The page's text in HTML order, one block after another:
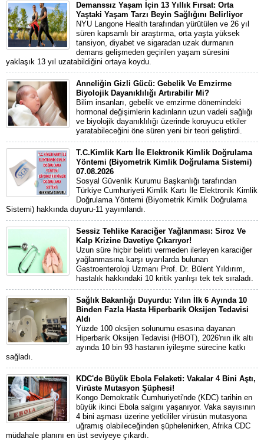
Demanssız Yaşam İçin 13 Yıllık Fırsat: Orta
Yaştaki Yaşam Tarzı Beyin Sağlığını Belirliyor
NYU Langone Health tarafından yürütülen ve 26 yıl
süren kapsamlı bir araştırma, orta yaşta yüksek
tansiyon, diyabet ve sigaradan uzak durmanın
demans gelişmeden geçirilen yaşam süresini
yaklaşık 13 yıl uzatabildiğini ortaya koydu.
Anneliğin Gizli Gücü: Gebelik Ve Emzirme
Biyolojik Dayanıklılığı Artırabilir Mi?
Bilim insanları, gebelik ve emzirme dönemindeki
hormonal değişimlerin kadınların uzun vadeli sağlığı
ve biyolojik dayanıklılığı üzerinde koruyucu etkiler
yaratabileceğini öne süren yeni bir teori geliştirdi.
T.C.Kimlik Kartı İle Elektronik Kimlik Doğrulama
Yöntemi (Biyometrik Kimlik Doğrulama Sistemi)
07.08.2026
Sosyal Güvenlik Kurumu Başkanlığı tarafından
Türkiye Cumhuriyeti Kimlik Kartı İle Elektronik Kimlik
Doğrulama Yöntemi (Biyometrik Kimlik Doğrulama
Sistemi) hakkında duyuru-11 yayımlandı.
Sessiz Tehlike Karaciğer Yağlanması: Siroz Ve
Kalp Krizine Davetiye Çıkarıyor!
Uzun süre hiçbir belirti vermeden ilerleyen karaciğer
yağlanmasına karşı uyarılarda bulunan
Gastroenteroloji Uzmanı Prof. Dr. Bülent Yıldırım,
hastalık hakkındaki 10 kritik yanlışı tek tek sıraladı.
Sağlık Bakanlığı Duyurdu: Yılın İlk 6 Ayında 10
Binden Fazla Hasta Hiperbarik Oksijen Tedavisi
Aldı
Yüzde 100 oksijen solunumu esasına dayanan
Hiperbarik Oksijen Tedavisi (HBOT), 2026'nın ilk altı
ayında 10 bin 93 hastanın iyileşme sürecine katkı
sağladı.
KDC'de Büyük Ebola Felaketi: Vakalar 4 Bini Aştı,
Virüste Mutasyon Şüphesi!
Kongo Demokratik Cumhuriyeti'nde (KDC) tarihin en
büyük ikinci Ebola salgını yaşanıyor. Vaka sayısının
4 bini aşması üzerine yetkililer virüsün mutasyona
uğramış olabileceğinden şüphelenirken, Afrika CDC
müdahale planını en üst seviyeye çıkardı.